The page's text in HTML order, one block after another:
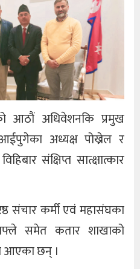
आठौं अधिवेशनकि प्रमुख
अध्यक्ष पोख्रेल र
संक्षिप्त सात्क्षात्कार
संचार कर्मी एवं महासंघका
समेत कतार शाखाको
आएका छन् ।